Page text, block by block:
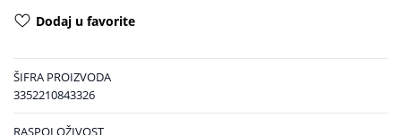
Dodaj u favorite
ŠIFRA PROIZVODA
3352210843326
RASPOLOŽIVOST